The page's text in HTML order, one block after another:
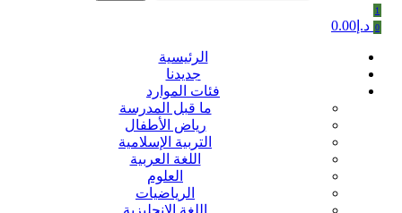
1
0 د.إ 0.00
الرئيسية
جديدنا
فئات الموارد
ما قبل المدرسة
رياض الأطفال
التربية الإسلامية
اللغة العربية
العلوم
الرياضيات